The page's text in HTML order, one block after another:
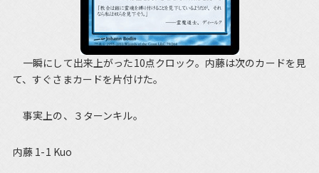
一瞬にして出来上がった10点クロック。内藤は次のカードを見
て、すぐさまカードを片付けた。
事実上の、３ターンキル。
内藤 1-1 Kuo